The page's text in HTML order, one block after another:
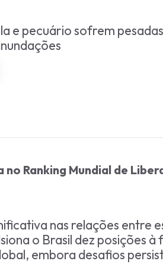
e pecuário sofrem pesadas
no Ranking Mundial de
nas relações entre
o Brasil dez posições à
embora desafios